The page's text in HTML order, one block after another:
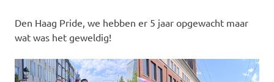
Den Haag Pride, we hebben er 5 jaar opgewacht maar
wat was het geweldig!